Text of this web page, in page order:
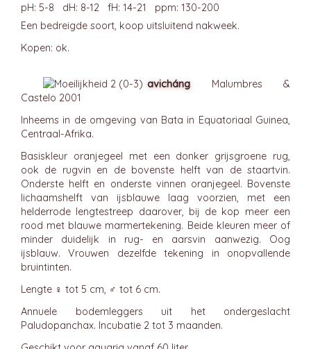
pH: 5-8 dH: 8-12 fH: 14-21 ppm: 130-200
Een bedreigde soort, koop uitsluitend nakweek.
Kopen: ok.
avicháng Malumbres &
Castelo 2001
Inheems in de omgeving van Bata in Equatoriaal Guinea,
Centraal-Afrika.
Basiskleur oranjegeel met een donker grijsgroene rug,
ook de rugvin en de bovenste helft van de staartvin.
Onderste helft en onderste vinnen oranjegeel. Bovenste
lichaamshelft van ijsblauwe laag voorzien, met een
helderrode lengtestreep daarover, bij de kop meer een
rood met blauwe marmertekening. Beide kleuren meer of
minder duidelijk in rug- en aarsvin aanwezig. Oog
ijsblauw. Vrouwen dezelfde tekening in onopvallende
bruintinten.
Lengte ♀ tot 5 cm, ♂ tot 6 cm.
Annuele bodemleggers uit het ondergeslacht
Paludopanchax. Incubatie 2 tot 3 maanden.